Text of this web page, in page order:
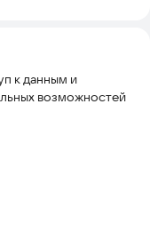
промокоде.
для RTL в меню.
к данным и
возможностей